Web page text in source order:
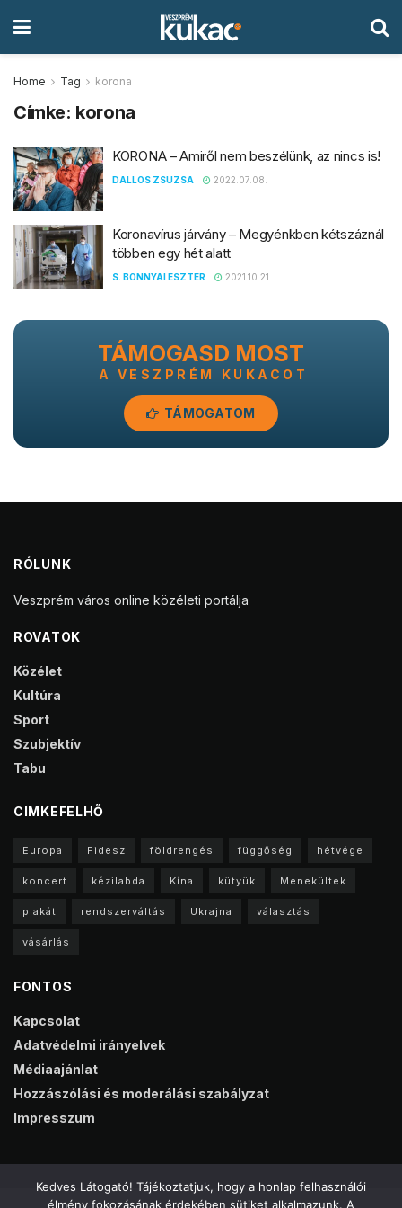
Home Tag korona
Címke: korona
KORONA – Amiről nem beszélünk, az nincs is!
DALLOS ZSUZSA 2022.07.08.
Koronavírus járvány – Megyénkben kétszáznál
többen egy hét alatt
S. BONNYAI ESZTER 2021.10.21.
TÁMOGASD MOST
A VESZPRÉM KUKACOT
TÁMOGATOM
RÓLUNK
Veszprém város online közéleti portálja
ROVATOK
Közélet
Kultúra
Sport
Szubjektív
Tabu
CIMKEFELHŐ
Europa Fidesz földrengés függőség hétvége
koncert kézilabda Kína kütyük Menekültek
plakát rendszerváltás Ukrajna választás
vásárlás
FONTOS
Kapcsolat
Adatvédelmi irányelvek
Médiaajánlat
Hozzászólási és moderálási szabályzat
Impresszum
Kedves Látogató! Tájékoztatjuk, hogy a honlap felhasználói
élmény fokozásának érdekében sütiket alkalmazunk. A